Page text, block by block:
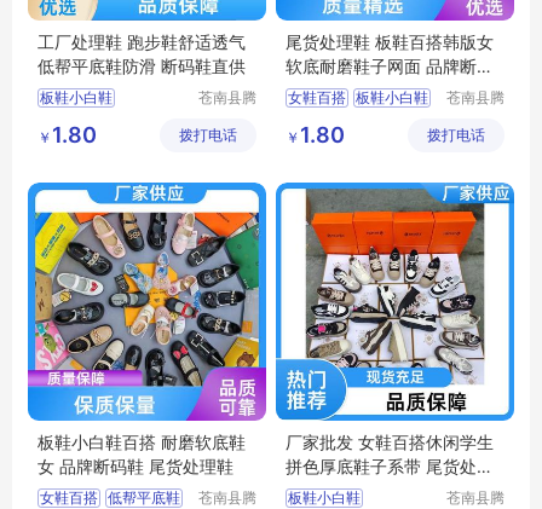
工厂处理鞋 跑步鞋舒适透气
低帮平底鞋防滑 断码鞋直供
板鞋小白鞋
小白鞋女
苍南县腾
务商行
￥ 1.80 拨打电话
尾货处理鞋 板鞋百搭韩版女
软底耐磨鞋子网面 品牌断码
鞋
女鞋百搭 板鞋小白鞋
小白鞋女
苍南县腾
务商行
￥ 1.80 拨打电话
板鞋小白鞋百搭 耐磨软底鞋
女 品牌断码鞋 尾货处理鞋
女鞋百搭 低帮平底鞋
苍南县腾
厂家批发 女鞋百搭休闲学生
拼色厚底鞋子系带 尾货处理
鞋
板鞋小白鞋
苍南县腾